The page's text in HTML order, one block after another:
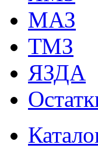
МАЗ
ТМЗ
ЯЗДА